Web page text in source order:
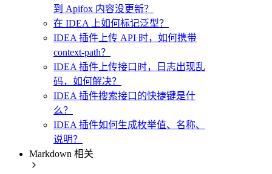
到 Apifox 内容没更新？
在 IDEA 上如何标记泛型？
IDEA 插件上传 API 时，如何携带
context-path？
IDEA 插件上传接口时，日志出现乱
码，如何解决？
IDEA 插件搜索接口的快捷键是什
么？
IDEA 插件如何生成枚举值、名称、
说明？
Markdown 相关